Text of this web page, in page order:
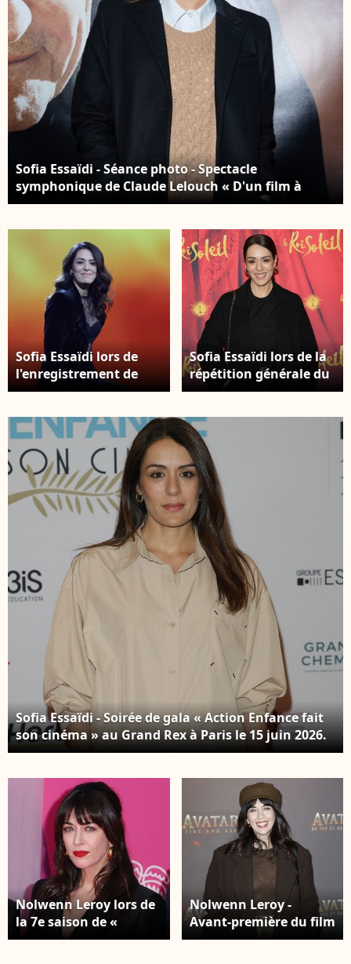
Sofia Essaïdi - Séance photo - Spectacle
symphonique de Claude Lelouch « D'un film à
l'autre » au Palais des Congrès de Paris le 14
Sofia Essaïdi lors de
l'enregistrement de
l'émission « Nos voix
de la Fondation des
femmes à l'Adidas
Arena, diffusée sur
TMC le 25 novembre
2025, à Paris, en
France, le 19 novembre
Moreau/Bestimage
Sofia Essaïdi lors de la
répétition générale du
spectacle « Le Roi
Paris, le 9 décembre
2025. © Coadic Guirec /
Bestimage
Sofia Essaïdi - Soirée de gala « Action Enfance fait
son cinéma » au Grand Rex à Paris le 15 juin 2026.
© Codic Guirec/Bestimage
Nolwenn Leroy lors de
la 7e saison de «
CanneSeries » à
Nolwenn Leroy -
Avant-première du film
« Avatar : Fire and Ash